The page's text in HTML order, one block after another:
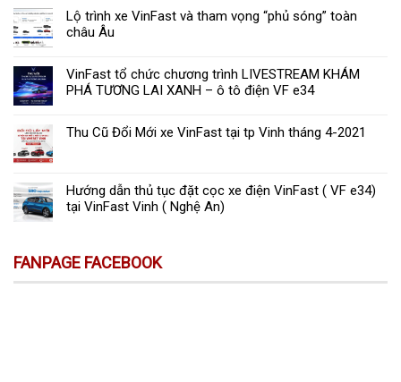
thuật
Lộ trình xe VinFast và tham vọng “phủ sóng” toàn
châu Âu
VinFast tổ chức chương trình LIVESTREAM KHÁM
PHÁ TƯƠNG LAI XANH – ô tô điện VF e34
Thu Cũ Đổi Mới xe VinFast tại tp Vinh tháng 4-2021
Hướng dẫn thủ tục đặt cọc xe điện VinFast ( VF e34)
tại VinFast Vinh ( Nghệ An)
FANPAGE FACEBOOK